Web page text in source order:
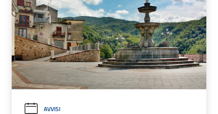
AVVISI